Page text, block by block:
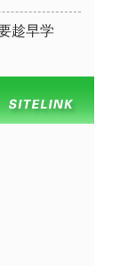
趁早学